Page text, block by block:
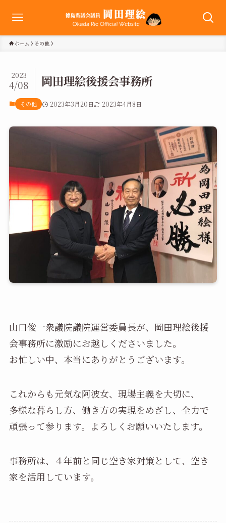
ホーム その他
岡田理絵後援会事務所
2023
4/08
その他 2023年3月20日 2023年4月8日
山口俊一衆議院議院運営委員長が、岡田理絵後援
会事務所に激励にお越しくださいました。
お忙しい中、本当にありがとうございます。
これからも元気な阿波女、現場主義を大切に、
多様な暮らし方、働き方の実現をめざし、全力で
頑張って参ります。よろしくお願いいたします。
事務所は、４年前と同じ空き家対策として、空き
家を活用しています。